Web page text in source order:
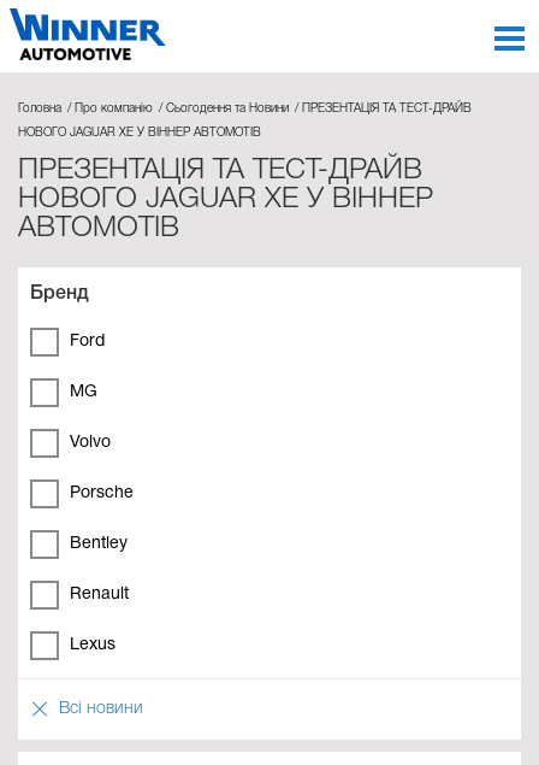
Головна Про компанію Сьогодення та Новини ПРЕЗЕНТАЦІЯ ТА ТЕСТ-ДРАЙВ
НОВОГО JAGUAR XE У ВІННЕР АВТОМОТІВ
ПРЕЗЕНТАЦІЯ ТА ТЕСТ-ДРАЙВ
НОВОГО JAGUAR XE У ВІННЕР
АВТОМОТІВ
Бренд
Ford
MG
Volvo
Porsche
Bentley
Renault
Lexus
Всі новини